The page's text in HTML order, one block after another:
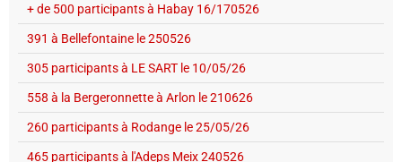
+ de 500 participants à Habay 16/170526
391 à Bellefontaine le 250526
305 participants à LE SART le 10/05/26
558 à la Bergeronnette à Arlon le 210626
260 participants à Rodange le 25/05/26
465 participants à l'Adeps Meix 240526